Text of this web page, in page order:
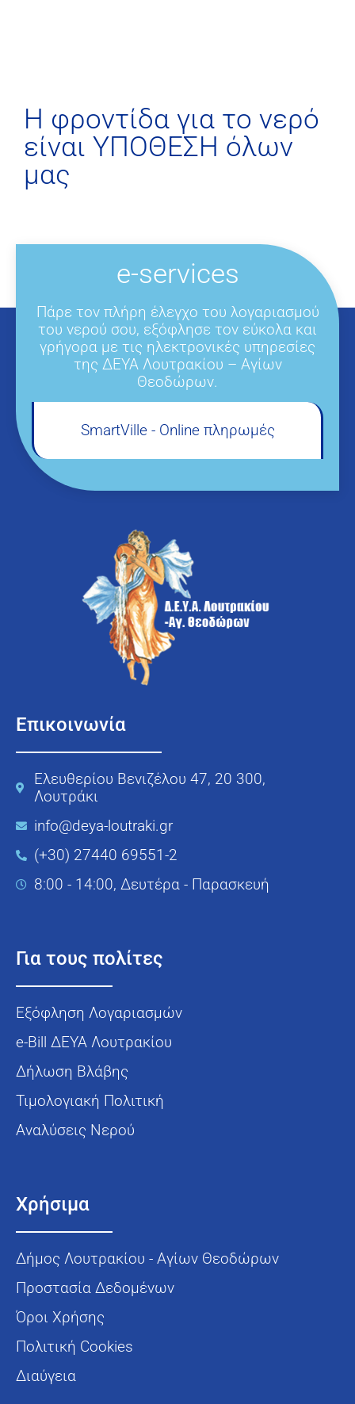
H φροντίδα για το νερό
είναι ΥΠΟΘΕΣΗ όλων
μας
e-services
Πάρε τον πλήρη έλεγχο του λογαριασμού
του νερού σου, εξόφλησε τον εύκολα και
γρήγορα με τις ηλεκτρονικές υπηρεσίες
της ΔΕΥΑ Λουτρακίου – Αγίων
Θεοδώρων.
SmartVille - Online πληρωμές
Επικοινωνία
Ελευθερίου Βενιζέλου 47, 20 300,
Λουτράκι
info@deya-loutraki.gr
(+30) 27440 69551-2
8:00 - 14:00, Δευτέρα - Παρασκευή
Για τους πολίτες
Εξόφληση Λογαριασμών
e-Bill ΔΕΥΑ Λουτρακίου
Δήλωση Βλάβης
Τιμολογιακή Πολιτική
Αναλύσεις Νερού
Χρήσιμα
Δήμος Λουτρακίου - Αγίων Θεοδώρων
Προστασία Δεδομένων
Όροι Χρήσης
Πολιτική Cookies
Διαύγεια